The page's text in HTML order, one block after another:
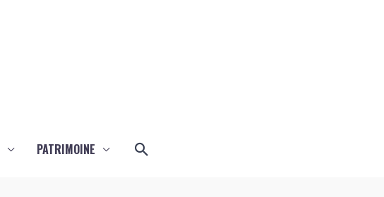
PATRIMOINE Rechercher